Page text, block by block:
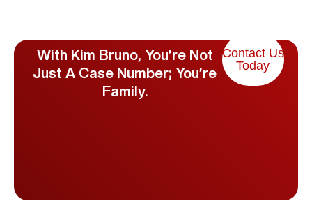
With Kim Bruno, You’re Not
Just A Case Number; You’re
Family.
Contact Us
Today